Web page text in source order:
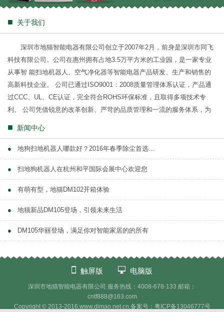
■ 关于我们
深圳市地猫智能电器有限公司创立于2007年2月，前身是深圳市同飞
科技有限公司。公司在惠州拥有占地3.5万平方米的工业园，是一家专业
从事智 能扫地机器人、空气净化器等智能电器产品研发、生产和销售的
高新科技企业。 公司已通过ISO9001：2008质量管理体系认证，产品通
过CCC、UL、CE认证，完全符合ROHS环保标准，且取得多项技术专
利。 公司凭借锐意的改革创新、严苛的品质管理和一流的服务体系，为
■ 新闻中心
● 地狗扫地机器人哪款好？2016年春季除尘首选...
● 扫地狗机器人在杭州和平国际会展中心欢迎您
● 有萌有型，地猫DM102开箱体验
● 地猫新品DM105登场，引领未来生活
● DM105华丽登场，满足你对智能家居的的所有
触屏版 电脑版
深圳市地猫智能电器有限公司 服务热线：4008-678-133 邮箱：
cntf888@163.com
Copyright © 2013-2016,www.dimao.net.cn ,备案号：粤ICP备13046777号